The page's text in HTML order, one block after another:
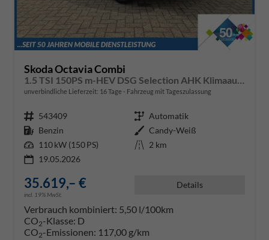
Skoda Octavia Combi
unverbindliche Lieferzeit: 16 Tage Fahrzeug mit Tageszulassung
Fahrzeugnr. 543409 Getriebe Automatik
Kraftstoff Benzin Außenfarbe Candy-Weiß
Leistung 110 kW (150 PS) Kilometerstand 2 km
19.05.2026
35.619,– €
incl. 19% MwSt.
Details
Verbrauch kombiniert: 5,50 l/100km
CO2-Klasse: D
CO2-Emissionen: 117,00 g/km